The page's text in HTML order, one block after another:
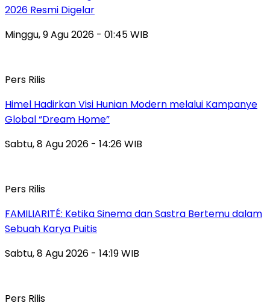
2026 Resmi Digelar
Minggu, 9 Agu 2026 - 01:45 WIB
Pers Rilis
Himel Hadirkan Visi Hunian Modern melalui Kampanye
Global “Dream Home”
Sabtu, 8 Agu 2026 - 14:26 WIB
Pers Rilis
FAMILIARITÉ: Ketika Sinema dan Sastra Bertemu dalam
Sebuah Karya Puitis
Sabtu, 8 Agu 2026 - 14:19 WIB
Pers Rilis